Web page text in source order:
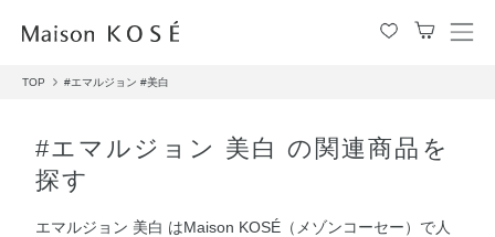
メ
TOP #エマルジョン #美白
#エマルジョン 美白 の関連商品を
探す
エマルジョン 美白 はMaison KOSÉ（メゾンコーセー）で人